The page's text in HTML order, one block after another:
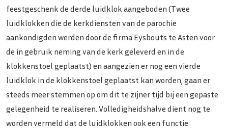
feestgeschenk de derde luidklok aangeboden (Twee
luidklokken die de kerkdiensten van de parochie
aankondigden werden door de firma Eysbouts te Asten voor
de in gebruik neming van de kerk geleverd en in de
klokkenstoel geplaatst) en aangezien er nog een vierde
luidklok in de klokkenstoel geplaatst kan worden, gaan er
steeds meer stemmen op om dit te zijner tijd bij een gepaste
gelegenheid te realiseren. Volledigheidshalve dient nog te
worden vermeld dat de luidklokken ook een functie